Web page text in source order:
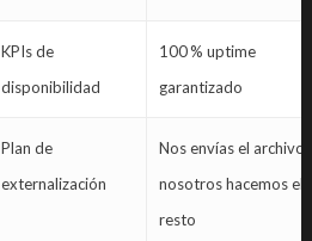
KPIs de
disponibilidad
100 % uptime
garantizado
Plan de
externalización
Nos envías el archivo;
nosotros hacemos el
resto